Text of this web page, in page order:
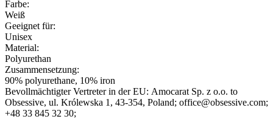
Farbe:
Weiß
Geeignet für:
Unisex
Material:
Polyurethan
Zusammensetzung:
90% polyurethane, 10% iron
Bevollmächtigter Vertreter in der EU: Amocarat Sp. z o.o. to
Obsessive, ul. Królewska 1 , 43-354, Poland; office@obsessive.com;
+48 33 845 32 30;